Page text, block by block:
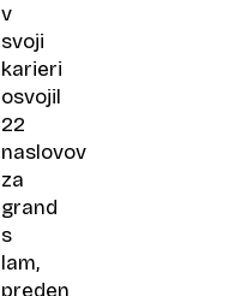
v
svoji
karieri
osvojil
22
naslovov
za
grand
s​
lam,
preden